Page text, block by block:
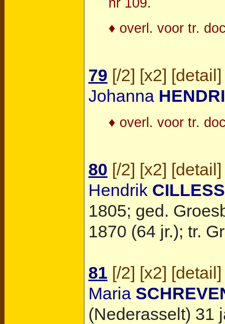
♦ overl. voor tr.
79 [/2] [x2] [detail]
Johanna
♦ overl. voor tr.
80 [/2] [x2] [detail]
Hendrik
1805; ged.
1870 (64 jr.); tr.
81 [/2] [x2] [detail]
Maria
(Nederasselt) 31